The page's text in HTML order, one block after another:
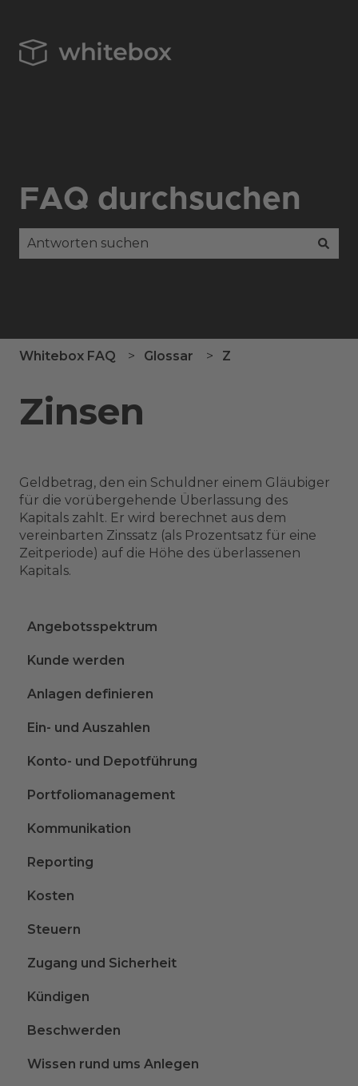
FAQ durchsuchen
Whitebox FAQ Glossar Z
Zinsen
Geldbetrag, den ein Schuldner einem Gläubiger
für die vorübergehende Überlassung des
Kapitals zahlt. Er wird berechnet aus dem
vereinbarten Zinssatz (als Prozentsatz für eine
Zeitperiode) auf die Höhe des überlassenen
Kapitals.
Angebotsspektrum
Kunde werden
Anlagen definieren
Ein- und Auszahlen
Konto- und Depotführung
Portfoliomanagement
Kommunikation
Reporting
Kosten
Steuern
Zugang und Sicherheit
Kündigen
Beschwerden
Wissen rund ums Anlegen